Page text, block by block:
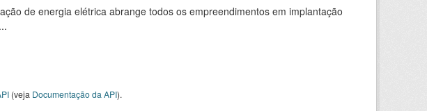
de energia elétrica abrange todos os empreendimentos em implantação
(veja Documentação da API).